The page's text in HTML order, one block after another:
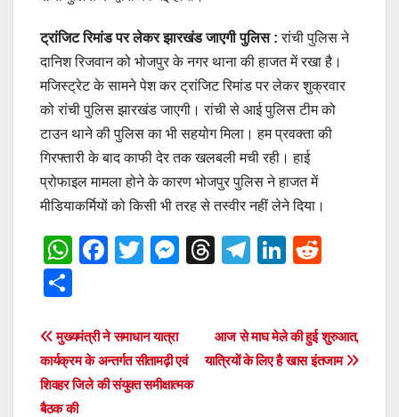
ट्रांजिट रिमांड पर लेकर झारखंड जाएगी पुलिस : रांची पुलिस ने
दानिश रिजवान को भोजपुर के नगर थाना की हाजत में रखा है।
मजिस्ट्रेट के सामने पेश कर ट्रांजिट रिमांड पर लेकर शुक्रवार
को रांची पुलिस झारखंड जाएगी। रांची से आई पुलिस टीम को
टाउन थाने की पुलिस का भी सहयोग मिला। हम प्रवक्ता की
गिरफ्तारी के बाद काफी देर तक खलबली मची रही। हाई
प्रोफाइल मामला होने के कारण भोजपुर पुलिस ने हाजत में
मीडियाकर्मियों को किसी भी तरह से तस्वीर नहीं लेने दिया।
W
s
A
p
F
e
b
o
T
er
M
e
n
g
T
a
d
T
gr
a
Li
e
dI
di
t
ar
e
Post
navigation
आज से माघ मेले की हुई शुरुआत,
यात्रियों के लिए है खास इंतजाम
मुख्यमंत्री ने समाधान यात्रा
कार्यक्रम के अन्तर्गत सीतामढ़ी एवं
शिवहर जिले की संयुक्त समीक्षात्मक
बैठक की